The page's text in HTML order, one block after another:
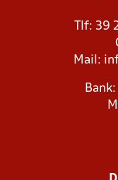
Tlf: 39
Mail: